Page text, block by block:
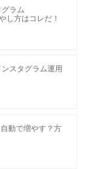
ラム
し方はコレだ！
ンスタグラム運用
動で増やす？方